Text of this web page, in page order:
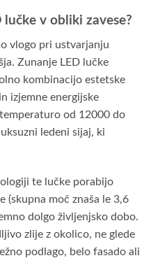
v obliki zavese?
vlogo pri ustvarjanju
Zunanje LED lučke
kombinacijo estetske
izjemne energijske
od 12000 do
ledeni sijaj, ki
te lučke porabijo
(skupna moč znaša le 3,6
dolgo življenjsko dobo.
zlije z okolico, ne glede
podlago, belo fasado ali